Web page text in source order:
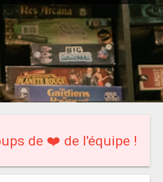
de ❤️ de l'équipe !